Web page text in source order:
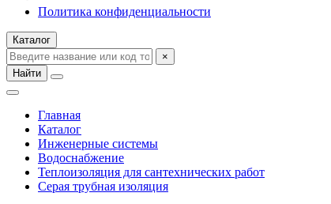
Политика конфиденциальности
Каталог
×
Найти
Главная
Каталог
Инженерные системы
Водоснабжение
Теплоизоляция для сантехнических работ
Серая трубная изоляция